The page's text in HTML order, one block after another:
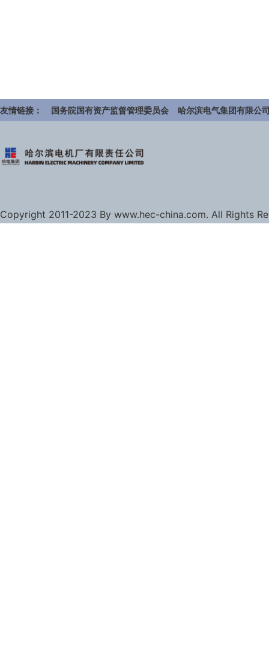
友情链接： 国务院国有资产监督管理委员会 哈尔滨电气集团有限公
Copyright 2011-2023 By www.hec-china.com. All Rights